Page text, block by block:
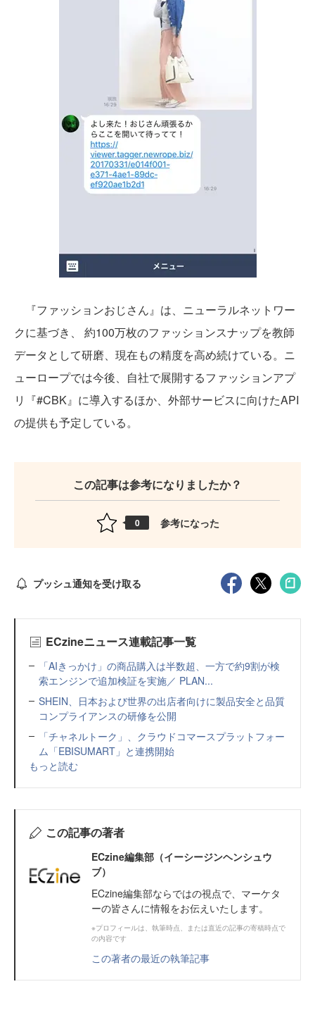
『ファッションおじさん』は、ニューラルネットワー
クに基づき、 約100万枚のファッションスナップを教師
データとして研磨、現在もの精度を高め続けている。ニ
ューロープでは今後、自社で展開するファッションアプ
リ『#CBK』に導入するほか、外部サービスに向けたAPI
の提供も予定している。
この記事は参考になりましたか？
0 参考になった
プッシュ通知を受け取る
ECzineニュース連載記事一覧
「AIきっかけ」の商品購入は半数超、一方で約9割が検
索エンジンで追加検証を実施／ PLAN...
SHEIN、日本および世界の出店者向けに製品安全と品質
コンプライアンスの研修を公開
「チャネルトーク」、クラウドコマースプラットフォー
ム「EBISUMART」と連携開始
もっと読む
この記事の著者
ECzine編集部（イーシージンヘンシュウ
ブ）
ECzine編集部ならではの視点で、マーケタ
ーの皆さんに情報をお伝えいたします。
※プロフィールは、執筆時点、または直近の記事の寄稿時点で
の内容です
この著者の最近の執筆記事